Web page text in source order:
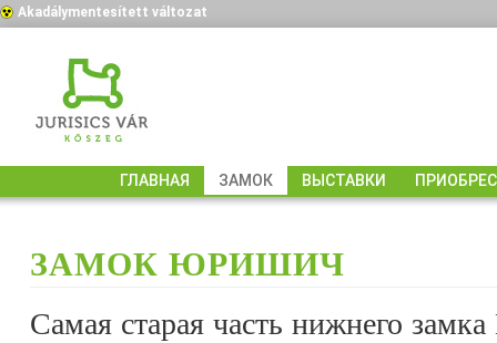
Akadálymentesített változat
ГЛАВНАЯ ЗАМОК ВЫСТАВКИ
ЗАМОК ЮРИШИЧ
Самая старая часть нижнего